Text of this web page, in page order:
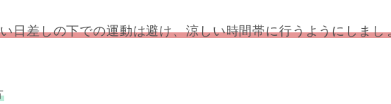
日差しの下での運動は避け、涼しい時間帯に行うようにしまし